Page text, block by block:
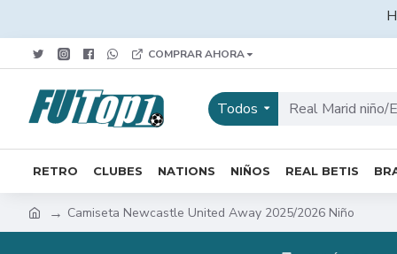
COMPRAR AHORA
Todos
RETRO CLUBES NATIONS NIÑOS REAL BETIS
Camiseta Newcastle United Away 2025/2026 Niño